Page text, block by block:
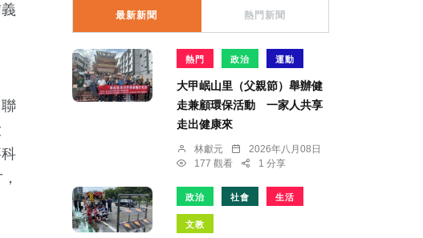
最新新聞 熱門新聞
熱門 政治 運動
大甲岷山里（父親節）舉辦健
走兼顧環保活動 一家人共享
走出健康來
林獻元
2026年八月08日
177 觀看
1 分享
政治 社會 生活
文教